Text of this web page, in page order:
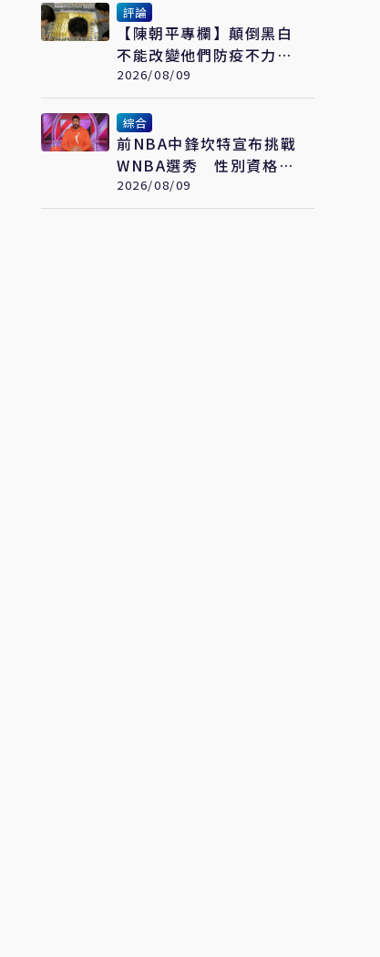
評論
【陳朝平專欄】顛倒黑白
不能改變他們防疫不力的
黑歷史！
2026/08/09
綜合
前NBA中鋒坎特宣布挑戰
WNBA選秀 性別資格引
爆爭議
2026/08/09